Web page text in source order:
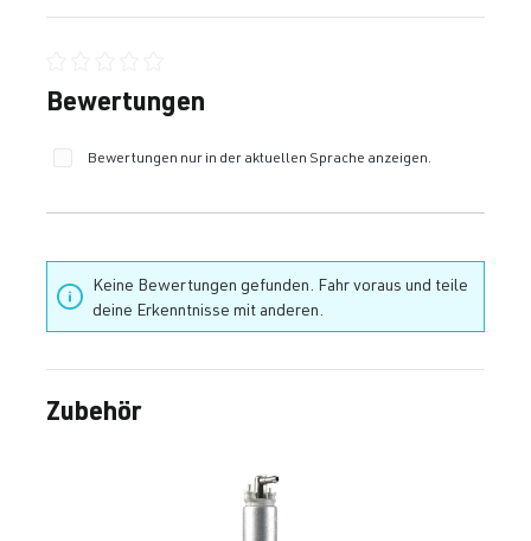
Durchschnittliche Bewertung von 0 von 5 Sternen
Bewertungen
Bewertungen nur in der aktuellen Sprache anzeigen.
Keine Bewertungen gefunden. Fahr voraus und teile
deine Erkenntnisse mit anderen.
Produktgalerie überspringen
Zubehör